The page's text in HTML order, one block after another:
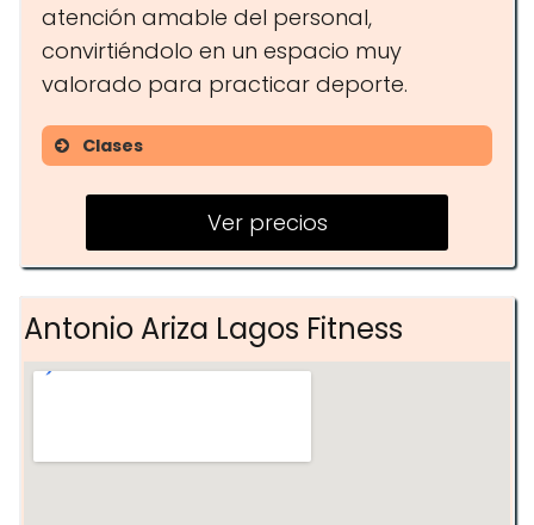
atención amable del personal,
convirtiéndolo en un espacio muy
valorado para practicar deporte.
Clases
Fútbol
Gimnasio
Ver precios
Antonio Ariza Lagos Fitness